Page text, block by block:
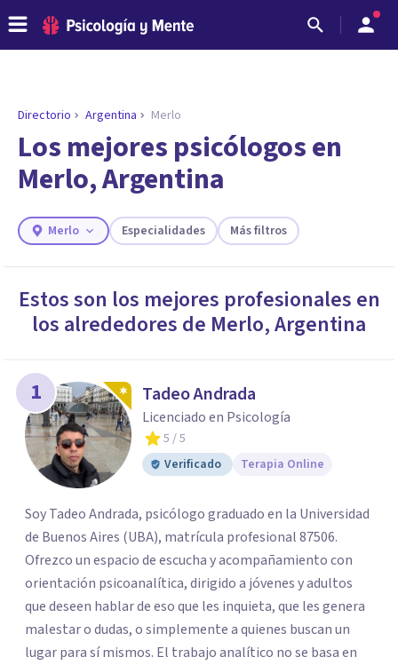
ENCONTRAR MI TERAPEUTA
¿Necesitas ayuda para encontrar el
psicólogo adecuado?
Responde a unas breves preguntas y te ofreceremos
necesidades.
Directorio Argentina Merlo
Los mejores psicólogos en
Merlo, Argentina
Merlo Especialidades Más filtros
Estos son los mejores profesionales en
los alrededores de Merlo,Argentina
1 Tadeo Andrada
Licenciado en Psicología
5 / 5
Verificado
Terapia Online
Soy Tadeo Andrada, psicólogo graduado en la Universidad
de Buenos Aires (UBA), matrícula profesional 87506.
Ofrezco un espacio de escucha y acompañamiento con
orientación psicoanalítica, dirigido a jóvenes y adultos
que deseen hablar de eso que les inquieta, que les genera
malestar o dudas, o simplemente a quienes buscan un
lugar para sí mismos. El trabajo analítico no se basa en